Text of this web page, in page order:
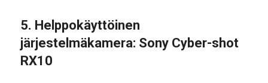
5. Helppokäyttöinen
järjestelmäkamera: Sony Cyber-shot
RX10